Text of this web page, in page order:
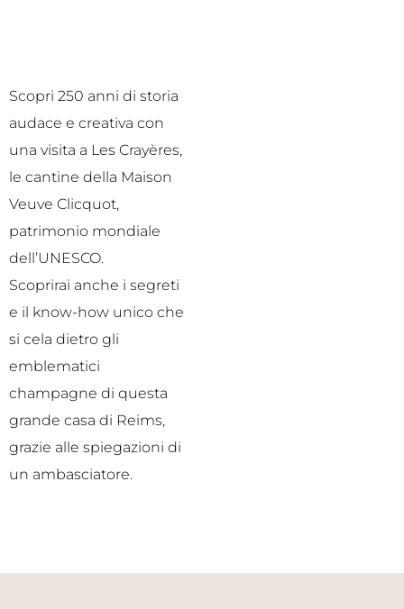
Scopri 250 anni di storia
audace e creativa con
una visita a Les Crayères,
le cantine della Maison
Veuve Clicquot,
patrimonio mondiale
dell’UNESCO.
Scoprirai anche i segreti
e il know-how unico che
si cela dietro gli
emblematici
champagne di questa
grande casa di Reims,
grazie alle spiegazioni di
un ambasciatore.